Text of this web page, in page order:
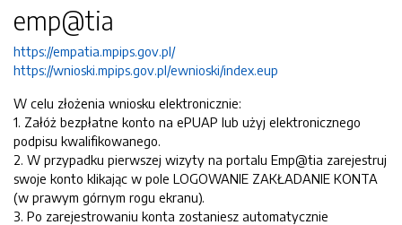
emp@tia
https://empatia.mpips.gov.pl/
https://wnioski.mpips.gov.pl/ewnioski/index.eup
W celu złożenia wniosku elektronicznie:
1. Załóż bezpłatne konto na ePUAP lub użyj elektronicznego
podpisu kwalifikowanego.
2. W przypadku pierwszej wizyty na portalu Emp@tia zarejestruj
swoje konto klikając w pole LOGOWANIE ZAKŁADANIE KONTA
(w prawym górnym rogu ekranu).
3. Po zarejestrowaniu konta zostaniesz automatycznie